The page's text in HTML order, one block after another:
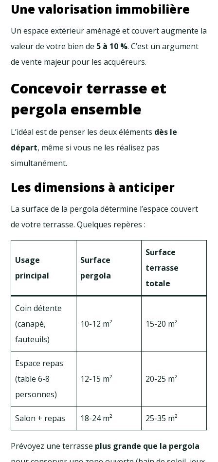
Une valorisation immobilière
Un espace extérieur aménagé et couvert augmente la
valeur de votre bien de 5 à 10 %. C’est un argument
de vente majeur pour les acquéreurs.
Concevoir terrasse et
pergola ensemble
L’idéal est de penser les deux éléments dès le
départ, même si vous ne les réalisez pas
simultanément.
Les dimensions à anticiper
La surface de la pergola détermine l’espace couvert
de votre terrasse. Quelques repères :
Usage
principal
Surface
pergola
Surface
terrasse
totale
Coin détente
(canapé,
fauteuils)
10-12 m² 15-20 m²
Espace repas
(table 6-8
personnes)
12-15 m² 20-25 m²
Salon + repas 18-24 m² 25-35 m²
Prévoyez une terrasse plus grande que la pergola